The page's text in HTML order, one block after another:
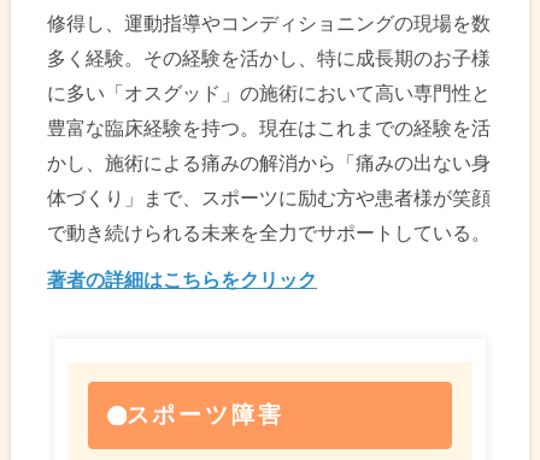
修得し、運動指導やコンディショニングの現場を数
多く経験。その経験を活かし、特に成長期のお子様
に多い「オスグッド」の施術において高い専門性と
豊富な臨床経験を持つ。現在はこれまでの経験を活
かし、施術による痛みの解消から「痛みの出ない身
体づくり」まで、スポーツに励む方や患者様が笑顔
で動き続けられる未来を全力でサポートしている。
著者の詳細はこちらをクリック
スポーツ障害